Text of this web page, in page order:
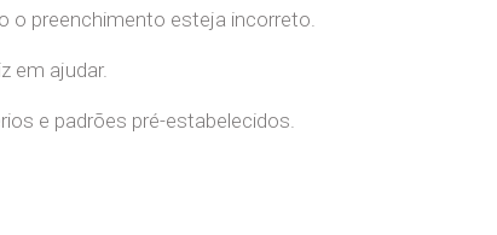
o preenchimento esteja incorreto.
em ajudar.
e padrões pré-estabelecidos.